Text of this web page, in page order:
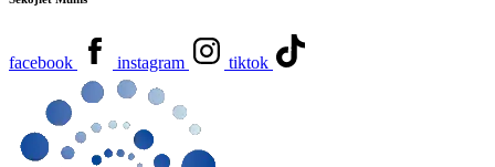
facebook instagram tiktok